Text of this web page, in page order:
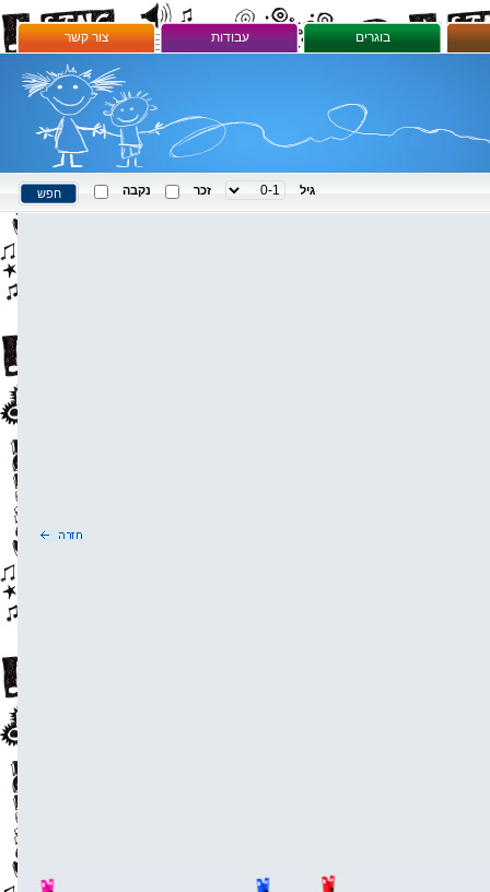
בוגרים עבודות צור קשר
גיל זכר נקבה